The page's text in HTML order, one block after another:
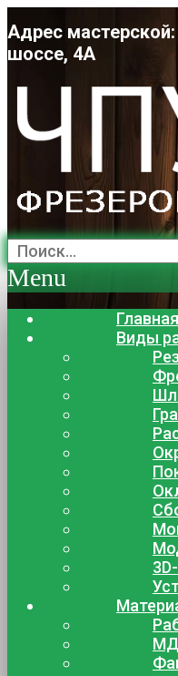
Адрес
шоссе, 4А
Menu
Главная
Виды